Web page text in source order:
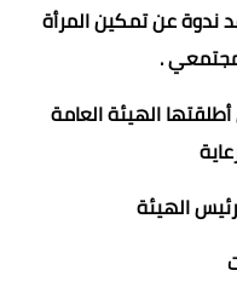
ندوة عن تمكين المرأة
.
الهيئة العامة
الهيئة